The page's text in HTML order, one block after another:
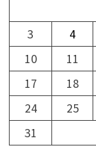
3
4
10
11
17
18
24
25
31